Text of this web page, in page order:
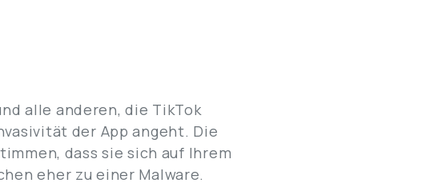
alle anderen, die TikTok
der App angeht. Die
dass sie sich auf Ihrem
eher zu einer Malware.